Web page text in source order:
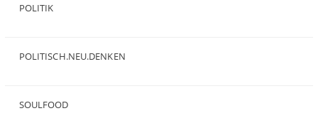
POLITIK
POLITISCH.NEU.DENKEN
SOULFOOD